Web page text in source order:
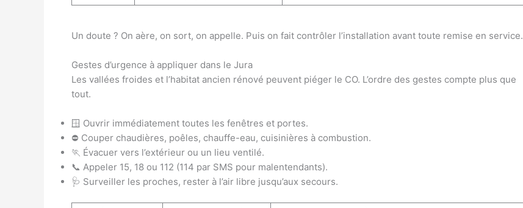
Un doute ? On aère, on sort, on appelle. Puis on fait contrôler l’installation avant toute remise en service.
Gestes d’urgence à appliquer dans le Jura
Les vallées froides et l’habitat ancien rénové peuvent piéger le CO. L’ordre des gestes compte plus que
tout.
🪟 Ouvrir immédiatement toutes les fenêtres et portes.
⛔ Couper chaudières, poêles, chauffe-eau, cuisinières à combustion.
🏃 Évacuer vers l’extérieur ou un lieu ventilé.
📞 Appeler 15, 18 ou 112 (114 par SMS pour malentendants).
🩺 Surveiller les proches, rester à l’air libre jusqu’aux secours.